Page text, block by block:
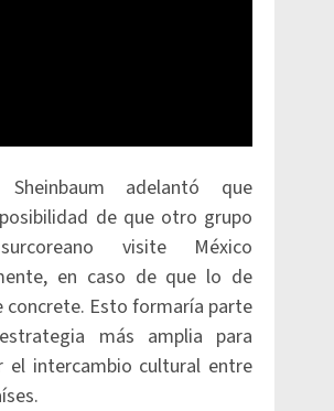
Sheinbaum adelantó que
de que otro grupo
visite México
en caso de que lo de
concrete. Esto formaría parte
más amplia para
el intercambio cultural entre